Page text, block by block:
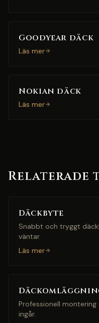
Goodyear däck
Läs mer
Nokian däck
Läs mer
Relaterade
Däckbyte
Snabbt och tryggt
väntar.
Läs mer
Professionell
ingår.